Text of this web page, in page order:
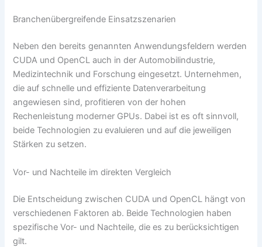
Branchenübergreifende Einsatzszenarien
Neben den bereits genannten Anwendungsfeldern werden
CUDA und OpenCL auch in der Automobilindustrie,
Medizintechnik und Forschung eingesetzt. Unternehmen,
die auf schnelle und effiziente Datenverarbeitung
angewiesen sind, profitieren von der hohen
Rechenleistung moderner GPUs. Dabei ist es oft sinnvoll,
beide Technologien zu evaluieren und auf die jeweiligen
Stärken zu setzen.
Vor- und Nachteile im direkten Vergleich
Die Entscheidung zwischen CUDA und OpenCL hängt von
verschiedenen Faktoren ab. Beide Technologien haben
spezifische Vor- und Nachteile, die es zu berücksichtigen
gilt.